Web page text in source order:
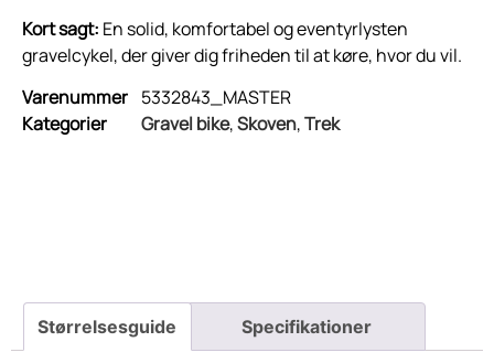
Kort sagt: En solid, komfortabel og eventyrlysten
gravelcykel, der giver dig friheden til at køre, hvor du vil.
Varenummer 5332843_MASTER
Kategorier
Gravel bike,Skoven,Trek